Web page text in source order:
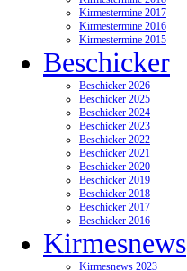
Kirmestermine 2017
Kirmestermine 2016
Kirmestermine 2015
Beschicker
Beschicker 2026
Beschicker 2025
Beschicker 2024
Beschicker 2023
Beschicker 2022
Beschicker 2021
Beschicker 2020
Beschicker 2019
Beschicker 2018
Beschicker 2017
Beschicker 2016
Kirmesnews
Kirmesnews 2023